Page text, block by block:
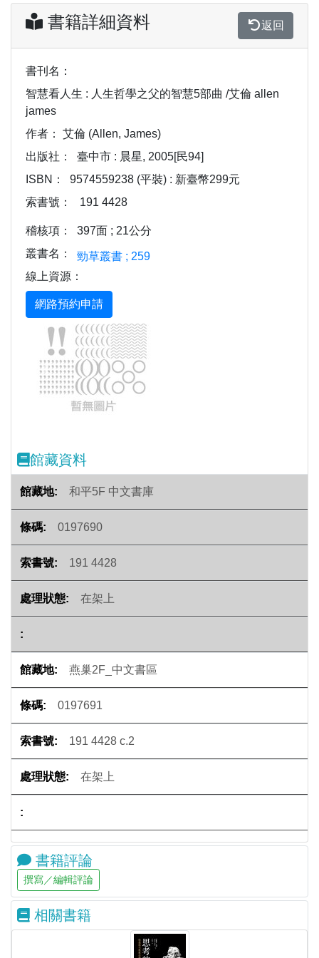
書籍詳細資料 返回
書刊名：
智慧看人生 : 人生哲學之父的智慧5部曲 /艾倫 allen
james
作者：
艾倫 (Allen, James)
出版社：
臺中市 : 晨星, 2005[民94]
ISBN：
9574559238 (平裝) : 新臺幣299元
索書號：
191 4428
稽核項：
397面 ; 21公分
叢書名：
勁草叢書 ; 259
線上資源：
Previous
館藏資料
和平5F 中文書庫
0197690
191 4428
在架上
燕巢2F_中文書區
0197691
191 4428 c.2
在架上
書籍評論
相關書籍